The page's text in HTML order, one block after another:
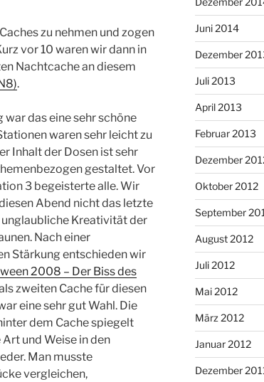
zu nehmen und zogen
vor 10 waren wir dann in
Nachtcache an diesem
.
war das eine sehr schöne
waren sehr leicht zu
Inhalt der Dosen ist sehr
gestaltet. Vor
3 begeisterte alle. Wir
Abend nicht das letzte
unglaubliche Kreativität der
Nach einer
Stärkung entschieden wir
2008 – Der Biss des
zweiten Cache für diesen
eine sehr gut Wahl. Die
dem Cache spiegelt
und Weise in den
Man musste
vergleichen,
Juni 2014
Dezember
Juli 2013
April 2013
Februar 2013
Dezember
Oktober 2012
September
August 2012
Juli 2012
Mai 2012
März 2012
Januar 2012
Dezember